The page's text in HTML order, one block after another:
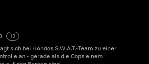
12
sich bei Hondos S.W.A.T.-Team zu einer
an - gerade als die Cops einem